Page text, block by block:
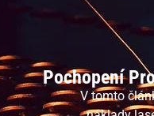
Pochopení
V tomto